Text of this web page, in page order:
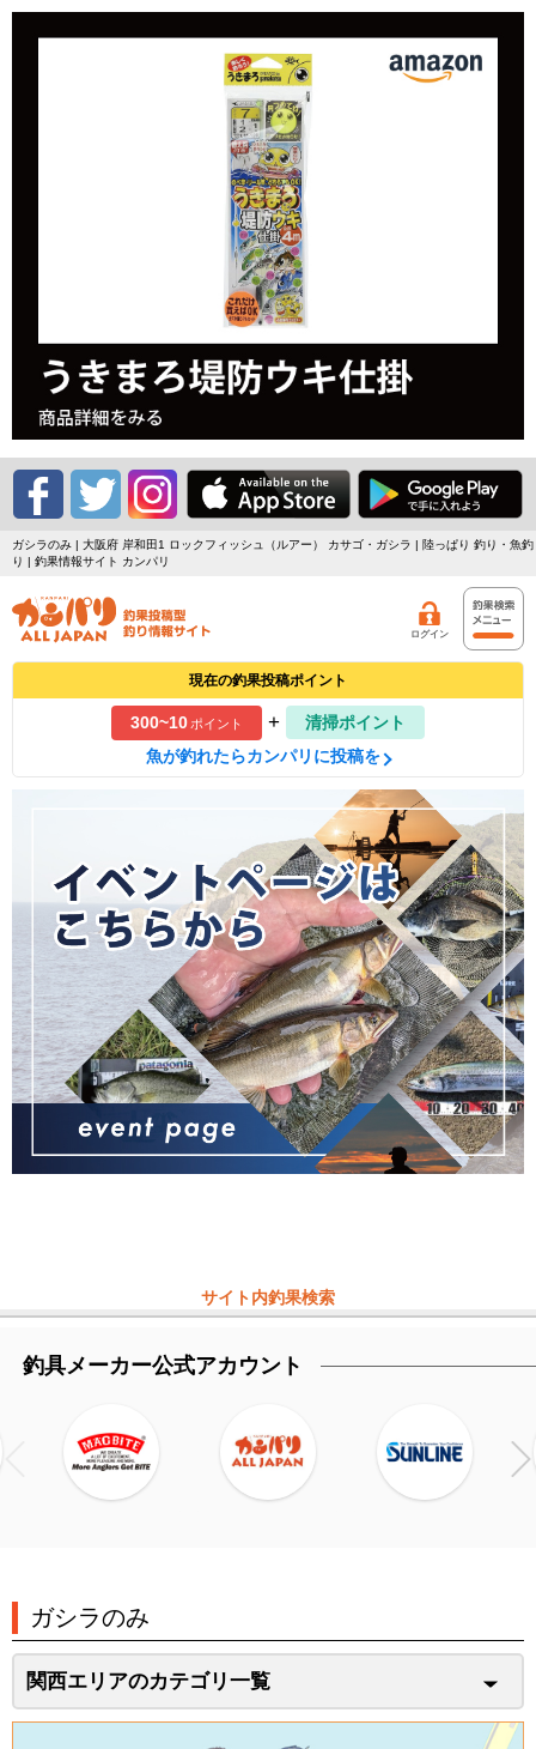
ガシラのみ | 大阪府 岸和田1 ロックフィッシュ（ルアー） カサゴ・ガシラ | 陸っぱり 釣り・魚釣
り | 釣果情報サイト カンパリ
ログイン
現在の釣果投稿ポイント
300~10ポイント +
清掃ポイント
魚が釣れたらカンパリに投稿を
サイト内釣果検索
釣具メーカー公式アカウント
ガシラのみ
関西エリアのカテゴリ一覧